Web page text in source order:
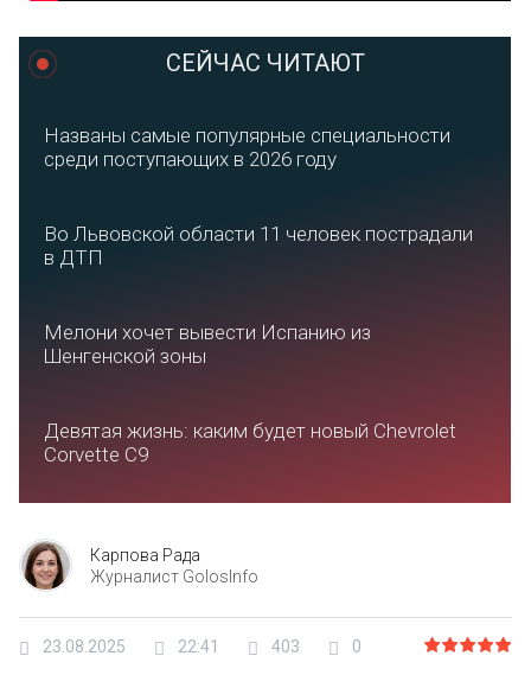
СЕЙЧАС ЧИТАЮТ
Названы самые популярные специальности
среди поступающих в 2026 году
Во Львовской области 11 человек пострадали
в ДТП
Мелони хочет вывести Испанию из
Шенгенской зоны
Девятая жизнь: каким будет новый Chevrolet
Corvette C9
Карпова Рада
Журналист GolosInfo
23.08.2025 22:41 403 0